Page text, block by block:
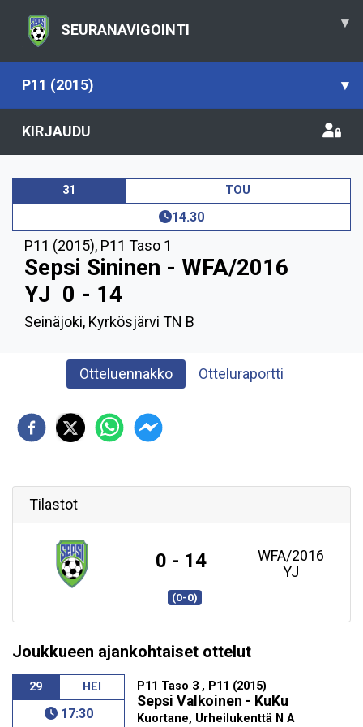
SEURANAVIGOINTI ▾
P11 (2015) ▾
KIRJAUDU
31 TOU
14.30
P11 (2015), P11 Taso 1
Sepsi Sininen - WFA/2016
YJ 0 - 14
Seinäjoki, Kyrkösjärvi TN B
Otteluennakko Otteluraportti
Tilastot
0 - 14
WFA/2016
YJ
(0-0)
Joukkueen ajankohtaiset ottelut
29 HEI
17:30
P11 Taso 3 , P11 (2015)
Sepsi Valkoinen - KuKu
Kuortane, Urheilukenttä N A